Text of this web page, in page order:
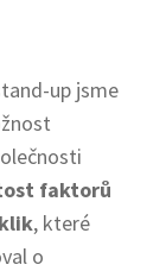
up jsme
faktorů
, které
o